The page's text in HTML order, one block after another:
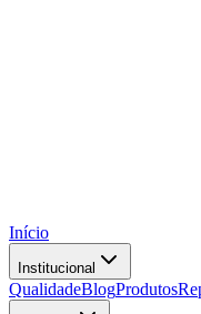
Início
Institucional
QualidadeBlogProdutos